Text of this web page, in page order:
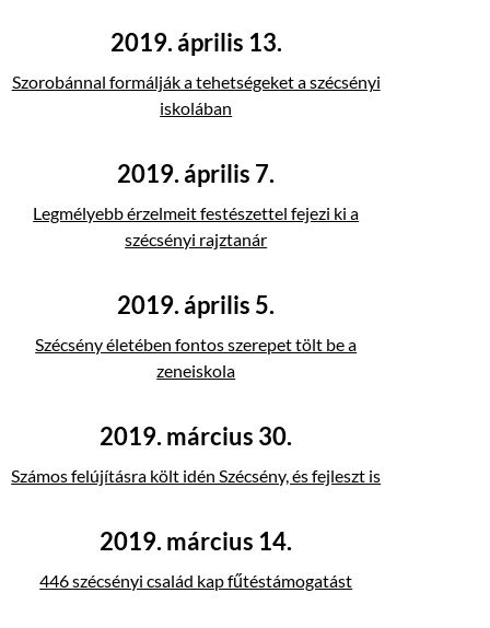
2019. április 13.
Szorobánnal formálják a tehetségeket a szécsényi
iskolában
2019. április 7.
Legmélyebb érzelmeit festészettel fejezi ki a
szécsényi rajztanár
2019. április 5.
Szécsény életében fontos szerepet tölt be a
zeneiskola
2019. március 30.
Számos felújításra költ idén Szécsény, és fejleszt is
2019. március 14.
446 szécsényi család kap fűtéstámogatást